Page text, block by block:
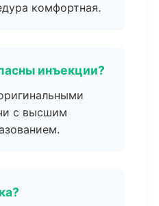
комфортная.
инъекции?
с высшим